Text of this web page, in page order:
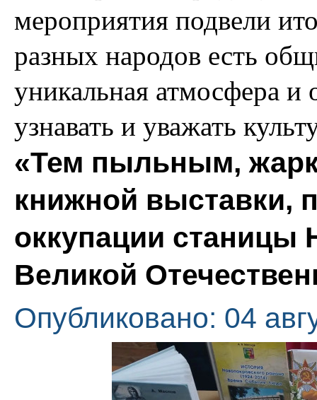
мероприятия подвели
разных народов есть
уникальная атмосфера
узнавать и уважать
«Тем пыльным,
книжной выставки,
оккупации станицы
Великой
Опубликовано: 04